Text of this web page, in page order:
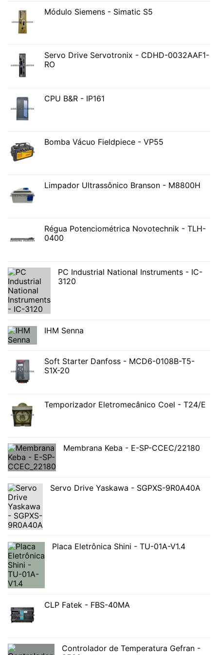
Módulo Siemens - Simatic S5
Servo Drive Servotronix - CDHD-0032AAF1-
RO
CPU B&R - IP161
Bomba Vácuo Fieldpiece - VP55
Limpador Ultrassônico Branson - M8800H
Régua Potenciométrica Novotechnik - TLH-
0400
PC Industrial National Instruments - IC-
3120
IHM Senna
Soft Starter Danfoss - MCD6-0108B-T5-
S1X-20
Temporizador Eletromecânico Coel - T24/E
Membrana Keba - E-SP-CCEC/22180
Servo Drive Yaskawa - SGPXS-9R0A40A
Placa Eletrônica Shini - TU-01A-V1.4
CLP Fatek - FBS-40MA
Controlador de Temperatura Gefran -